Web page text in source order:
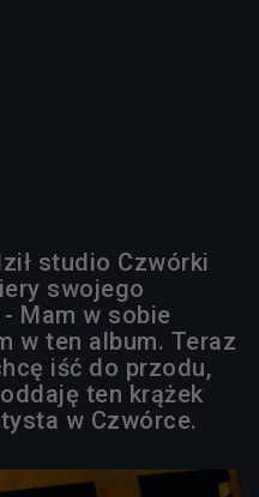
studio Czwórki
swojego
Mam w sobie
w ten album. Teraz
iść do przodu,
ten krążek
w Czwórce.